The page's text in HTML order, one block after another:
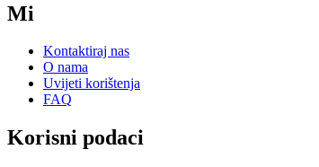
Mi
Kontaktiraj nas
O nama
Uvijeti korištenja
FAQ
Korisni podaci